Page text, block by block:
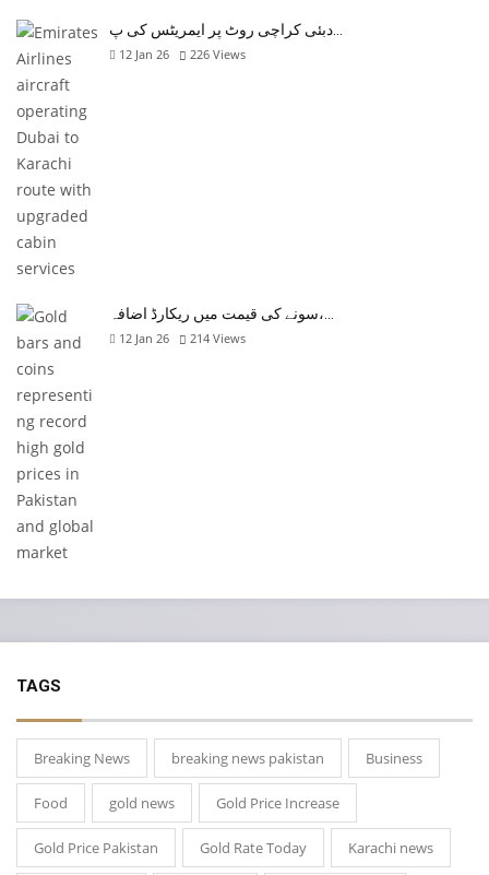
12 Jan 26 226 Views
سونے کی قیمت میں ریکارڈ اضافہ،…
12 Jan 26 214 Views
TAGS
Breaking News breaking news pakistan Business
Food gold news Gold Price Increase
Gold Price Pakistan Gold Rate Today Karachi news